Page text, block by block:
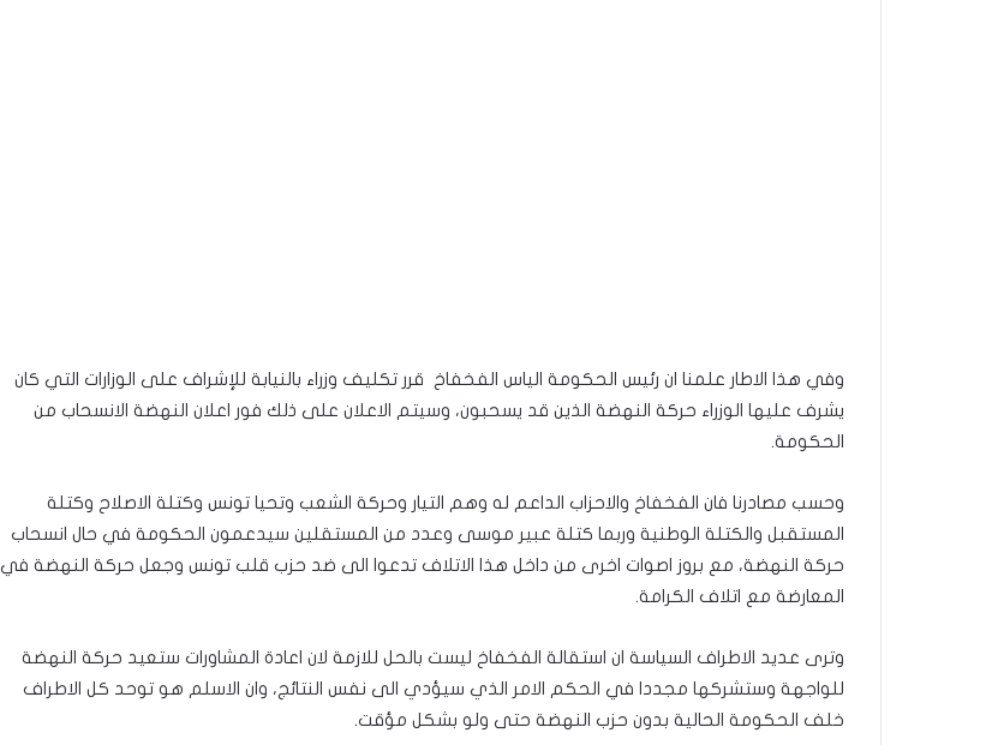
وفي هذا الاطار علمنا ان رئيس الحكومة الياس الفخفاخ قرر تكليف وزراء بالنيابة للإشراف على الوزارات التي كان
يشرف عليها الوزراء حركة النهضة الذين قد يسحبون، وسيتم الاعلان على ذلك فور اعلان النهضة الانسحاب من
الحكومة.
وحسب مصادرنا فان الفخفاخ والاحزاب الداعم له وهم التيار وحركة الشعب وتحيا تونس وكتلة الاصلاح وكتلة
المستقبل والكتلة الوطنية وربما كتلة عبير موسى وعدد من المستقلين سيدعمون الحكومة في حال انسحاب
حركة النهضة، مع بروز اصوات اخرى من داخل هذا الاتلاف تدعوا الى ضد حزب قلب تونس وجعل حركة النهضة في
المعارضة مع اتلاف الكرامة.
وترى عديد الاطراف السياسة ان استقالة الفخفاخ ليست بالحل للازمة لان اعادة المشاورات ستعيد حركة النهضة
للواجهة وستشركها مجددا في الحكم الامر الذي سيؤدي الى نفس النتائج، وان الاسلم هو توحد كل الاطراف
خلف الحكومة الحالية بدون حزب النهضة حتى ولو بشكل مؤقت.